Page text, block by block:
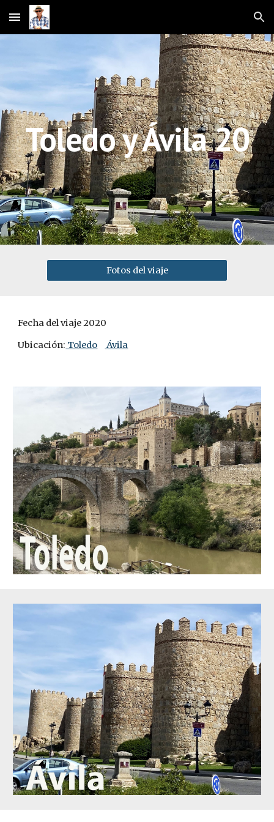
Skip to main content Skip to navigation
Toledo y Ávila 20
Fotos del viaje
Fecha del viaje 2020
Ubicación: Toledo Ávila